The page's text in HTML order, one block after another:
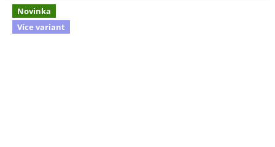
Novinka
Více variant